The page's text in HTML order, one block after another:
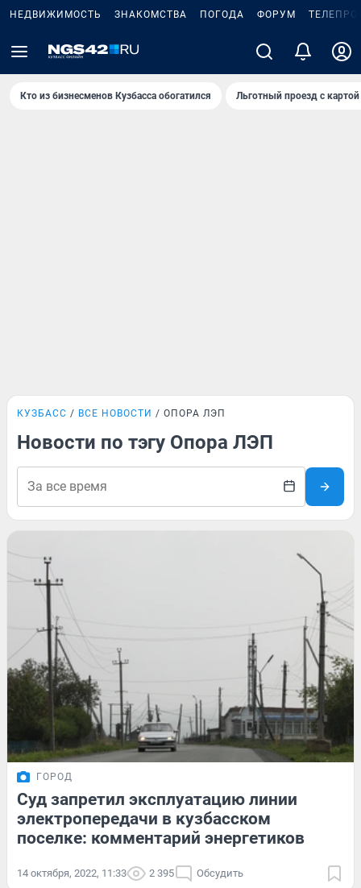
НЕДВИЖИМОСТЬ ЗНАКОМСТВА ПОГОДА ФОРУМ
Кто из бизнесменов Кузбасса обогатился Льготный проезд с
КУЗБАСС ВСЕ НОВОСТИ ОПОРА ЛЭП
Новости по тэгу Опора ЛЭП
ГОРОД
Суд запретил эксплуатацию линии
электропередачи в кузбасском
поселке: комментарий энергетиков
14 октября, 2022, 11:33 2 395 Обсудить